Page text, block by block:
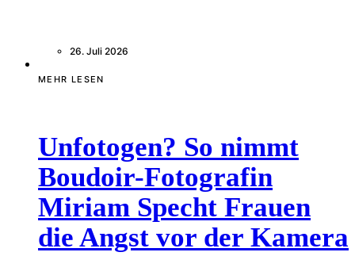
26. Juli 2026
MEHR LESEN
Unfotogen? So nimmt
Boudoir-Fotografin
Miriam Specht Frauen
die Angst vor der Kamera